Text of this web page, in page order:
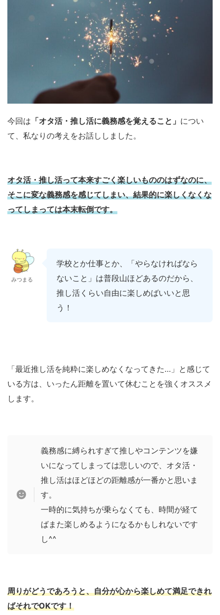
今回は 「オタ活・推し活に義務感を覚えること」 につい
て、私なりの考えをお話ししました。
オタ活・推し活って本来すごく楽しいもののはずなのに、
そこに変な義務感を感じてしまい、結果的に楽しくなくな
ってしまっては本末転倒です。
みつまる
学校とか仕事とか、「やらなければなら
ないこと」は普段山ほどあるのだから、
推し活くらい自由に楽しめばいいと思
う！
「最近推し活を純粋に楽しめなくなってきた…」と感じて
いる方は、いったん距離を置いて休むことを強くオススメ
します。
義務感に縛られすぎて推しやコンテンツを嫌
いになってしまっては悲しいので、オタ活・
推し活はほどほどの距離感が一番かと思いま
す。
一時的に気持ちが乗らなくても、時間が経て
ばまた楽しめるようになるかもしれないです
し^^
周りがどうであろうと、自分が心から楽しめて満足できれ
ばそれでOKです！